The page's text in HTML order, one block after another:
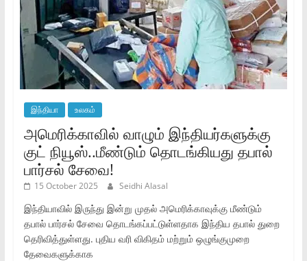
இந்தியா உலகம்
அமெரிக்காவில் வாழும் இந்தியர்களுக்கு
குட் நியூஸ்..மீண்டும் தொடங்கியது தபால்
பார்சல் சேவை!
15 October 2025 Seidhi Alasal
இந்தியாவில் இருந்து இன்று முதல் அமெரிக்காவுக்கு மீண்டும்
தபால் பார்சல் சேவை தொடங்கப்பட்டுள்ளதாக இந்திய தபால் துறை
தெரிவித்துள்ளது. புதிய வரி விகிதம் மற்றும் ஒழுங்குமுறை
தேவைகளுக்காக